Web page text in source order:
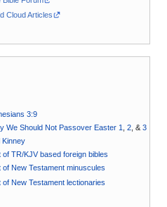
Cloud Articles
3:9
We Should Not Passover Easter 1
,2 , &3
Kinney
of TR/KJV based foreign bibles
of New Testament minuscules
of New Testament lectionaries